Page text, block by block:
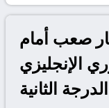
صعب أمام
الإنجليزي
الدرجة الثانية